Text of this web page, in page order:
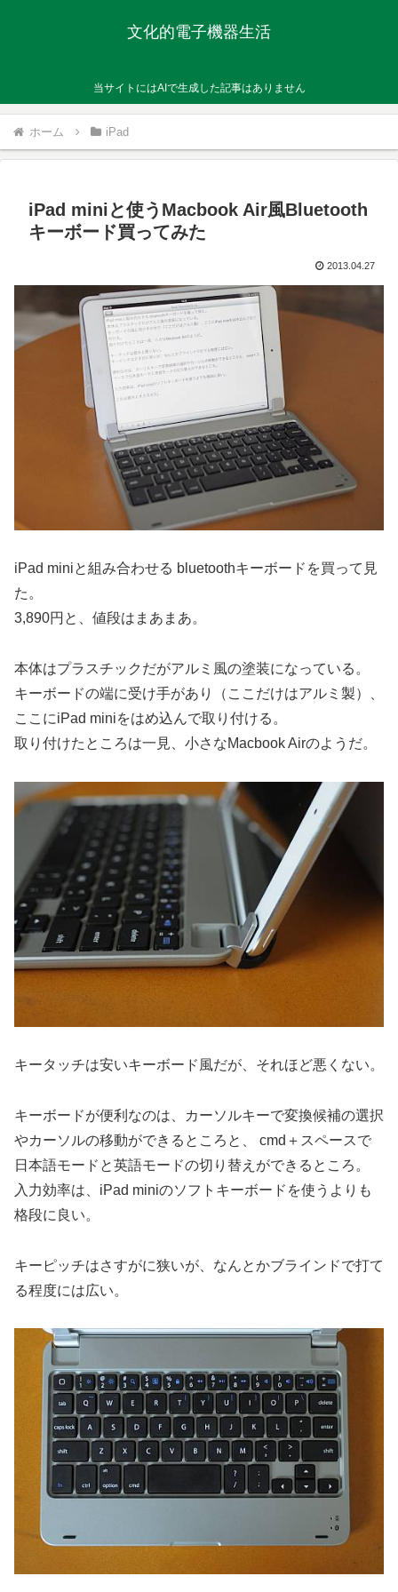
文化的電子機器生活
当サイトにはAIで生成した記事はありません
ホーム iPad
iPad miniと使うMacbook Air風Bluetooth
キーボード買ってみた
2013.04.27
iPad miniと組み合わせる bluetoothキーボードを買って見
た。
3,890円と、値段はまあまあ。
本体はプラスチックだがアルミ風の塗装になっている。
キーボードの端に受け手があり（ここだけはアルミ製）、
ここにiPad miniをはめ込んで取り付ける。
取り付けたところは一見、小さなMacbook Airのようだ。
キータッチは安いキーボード風だが、それほど悪くない。
キーボードが便利なのは、カーソルキーで変換候補の選択
やカーソルの移動ができるところと、 cmd＋スペースで
日本語モードと英語モードの切り替えができるところ。
入力効率は、iPad miniのソフトキーボードを使うよりも
格段に良い。
キーピッチはさすがに狭いが、なんとかブラインドで打て
る程度には広い。